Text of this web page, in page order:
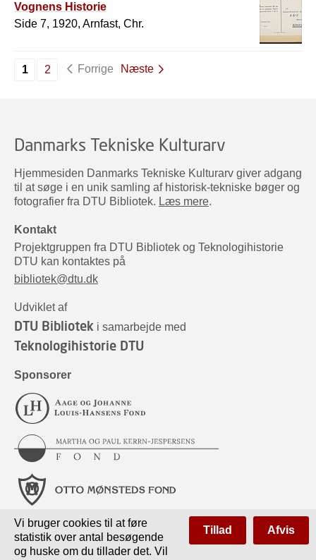
Vognens Historie
Side 7, 1920, Arnfast, Chr.
1 2 Forrige Næste
Danmarks Tekniske Kulturarv
Hjemmesiden Danmarks Tekniske Kulturarv giver adgang
til at søge i en unik samling af historisk-tekniske bøger og
fotografier fra DTU Bibliotek. Læs mere.
Kontakt
Projektgruppen fra DTU Bibliotek og Teknologihistorie
DTU kan kontaktes på
bibliotek@dtu.dk
Udviklet af
DTU Bibliotek i samarbejde med
Teknologihistorie DTU
Sponsorer
Vi bruger cookies til at føre
statistik over antal besøgende
og huske om du tillader det. Vil
Tillad Afvis